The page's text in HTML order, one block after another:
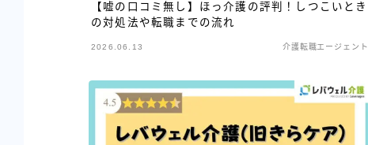
【嘘の口コミ無し】ほっ介護の評判！しつこいとき
の対処法や転職までの流れ
2026.06.13 介護転職エージェント